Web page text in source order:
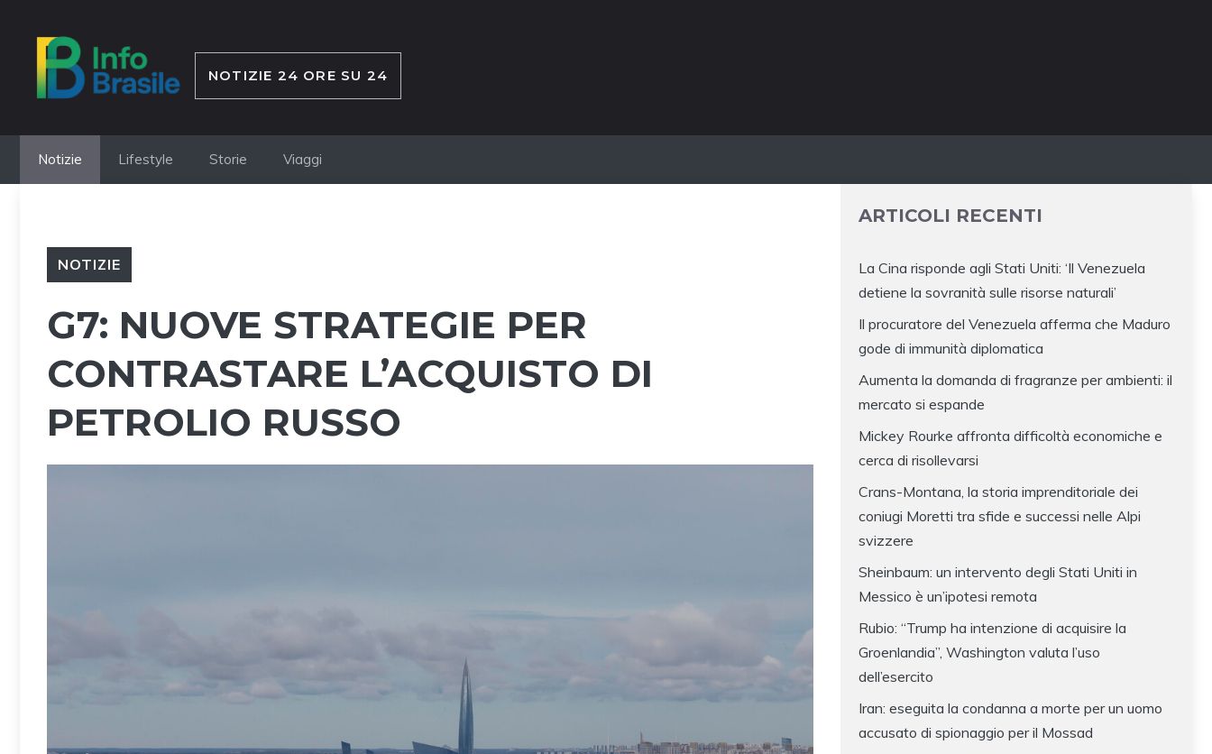
contenuto
NOTIZIE 24 ORE SU 24
Notizie Lifestyle Storie Viaggi
NOTIZIE
G7: NUOVE STRATEGIE PER
CONTRASTARE L’ACQUISTO DI
PETROLIO RUSSO
ARTICOLI RECENTI
La Cina risponde agli Stati Uniti: ‘Il Venezuela
detiene la sovranità sulle risorse naturali’
Il procuratore del Venezuela afferma che Maduro
gode di immunità diplomatica
Aumenta la domanda di fragranze per ambienti: il
mercato si espande
Mickey Rourke affronta difficoltà economiche e
cerca di risollevarsi
Crans-Montana, la storia imprenditoriale dei
coniugi Moretti tra sfide e successi nelle Alpi
svizzere
Sheinbaum: un intervento degli Stati Uniti in
Messico è un’ipotesi remota
Rubio: “Trump ha intenzione di acquisire la
Groenlandia”, Washington valuta l’uso
dell’esercito
Iran: eseguita la condanna a morte per un uomo
accusato di spionaggio per il Mossad